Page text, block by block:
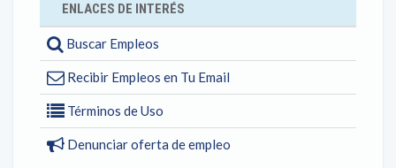
ENLACES DE INTERÉS
Buscar Empleos
Recibir Empleos en Tu Email
Términos de Uso
Denunciar oferta de empleo